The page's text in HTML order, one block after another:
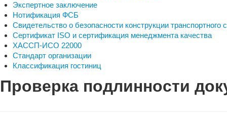
Экспертное заключение
Нотификация ФСБ
Свидетельство о безопасности конструкции транспортного
Сертификат ISO и сертификация менеджмента качества
ХАССП-ИСО 22000
Стандарт организации
Классификация гостиниц
Проверка подлинности